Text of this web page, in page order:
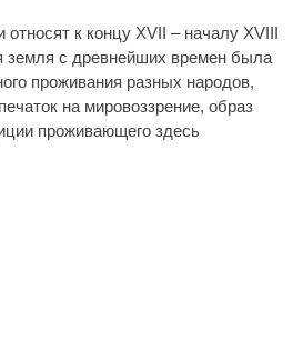
к концу XVII – началу XVIII
земля с древнейших времен была
проживания разных народов,
на мировоззрение, образ
проживающего здесь